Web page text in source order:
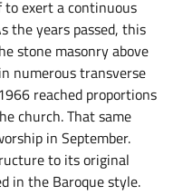
to exert a continuous
the years passed, this
stone masonry above
numerous transverse
reached proportions
church. That same
in September.
to its original
in the Baroque style.